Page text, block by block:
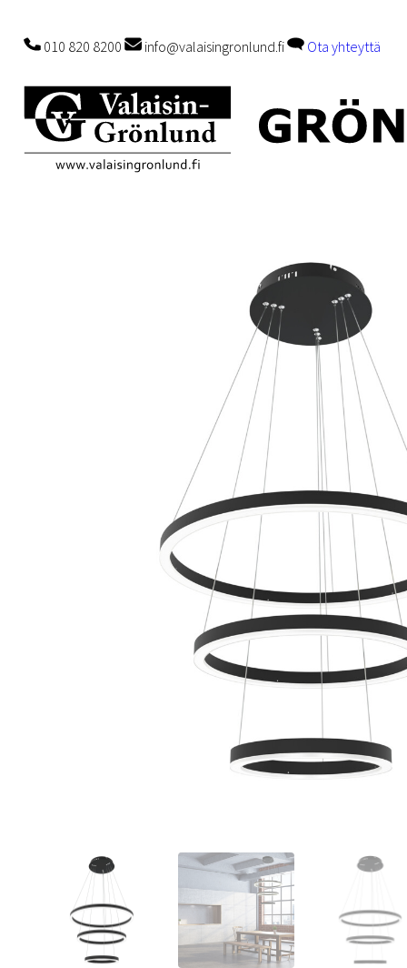
010 820 8200 info@valaisingronlund.fi Ota yhteyttä